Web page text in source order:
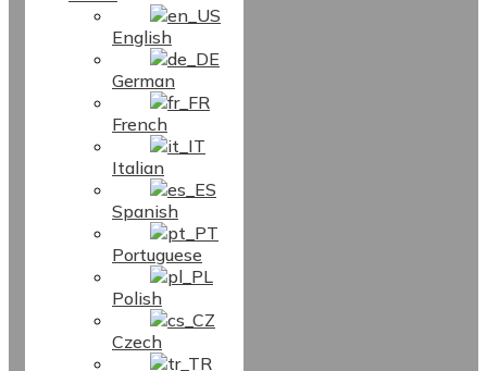
English
German
French
Italian
Spanish
Portuguese
Polish
Czech